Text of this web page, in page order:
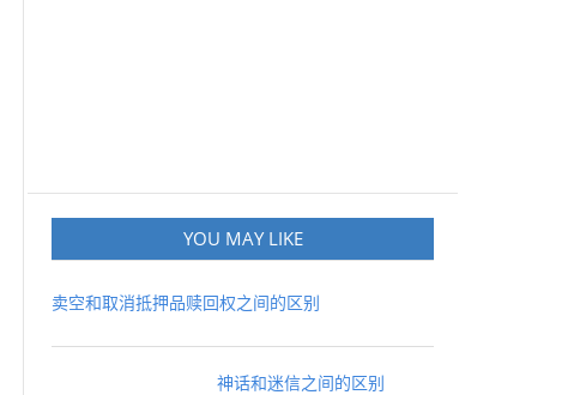
YOU MAY LIKE
卖空和取消抵押品赎回权之间的区别
神话和迷信之间的区别